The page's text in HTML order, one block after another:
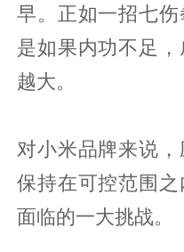
早。正如一招七
是如果内功不足
越大。
对小米品牌来说
保持在可控范围
面临的一大挑战。